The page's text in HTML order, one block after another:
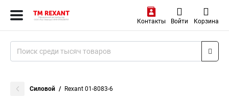
Контакты Войти Корзина
Силовой Rexant 01-8083-6